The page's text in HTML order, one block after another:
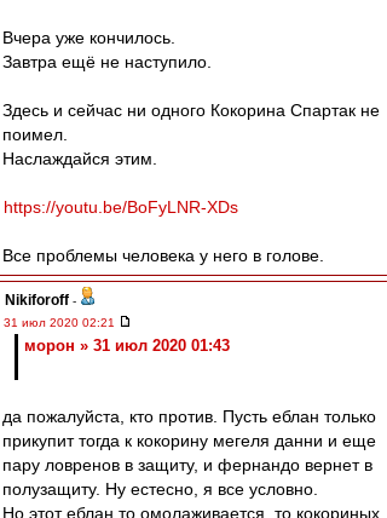
Вчера уже кончилось.
Завтра ещё не наступило.
Здесь и сейчас ни одного Кокорина Спартак не
поимел.
Наслаждайся этим.
https://youtu.be/BoFyLNR-XDs
Все проблемы человека у него в голове.
Nikiforoff -
31 июл 2020 02:21
морон » 31 июл 2020 01:43
да пожалуйста, кто против. Пусть еблан только
прикупит тогда к кокорину мегеля данни и еще
пару ловренов в защиту, и фернандо вернет в
полузащиту. Ну естесно, я все условно.
Но этот еблан то омолаживается, то кокориных